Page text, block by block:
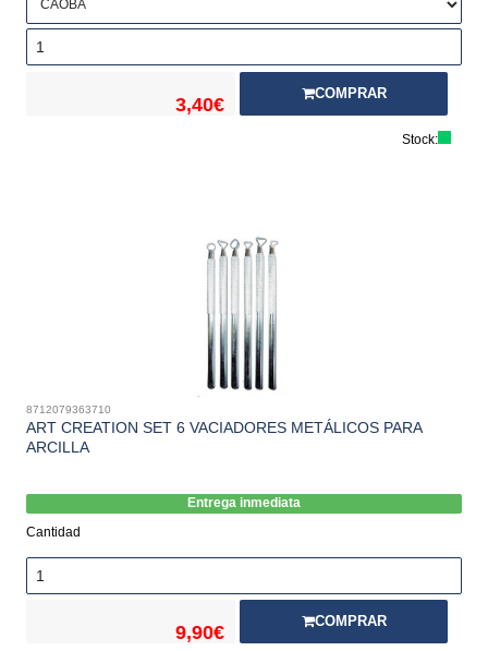
3,40€
COMPRAR
Stock:
8712079363710
ART CREATION SET 6 VACIADORES METÁLICOS PARA
ARCILLA
Entrega inmediata
Cantidad
9,90€
COMPRAR